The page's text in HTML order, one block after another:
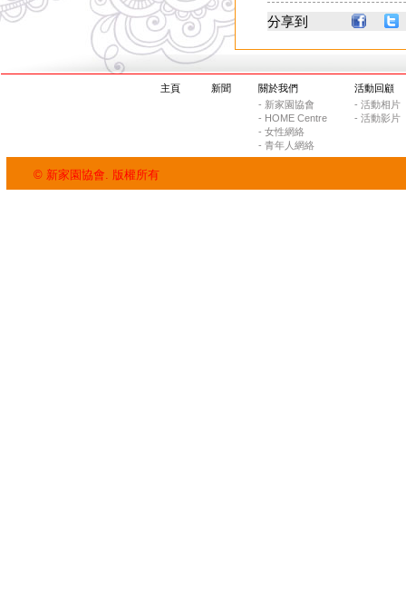
分享到
主頁 新聞
關於我們
- 新家園協會
- HOME Centre
- 女性網絡
- 青年人網絡
活動回顧
- 活動相片
- 活動影片
© 新家園協會. 版權所有